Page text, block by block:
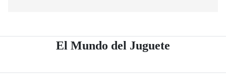
El Mundo del Juguete